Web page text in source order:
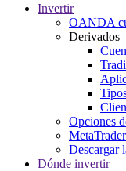
Invertir
OANDA
Derivados
Opciones
Descargar
Dónde invertir